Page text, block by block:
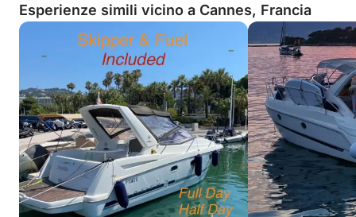
Esperienze simili vicino a Cannes, Francia